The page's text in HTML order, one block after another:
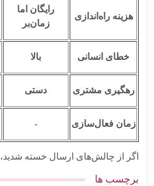
هزینه راه‌اندازی
رایگان اما
زمان‌بر
خطای انسانی بالا
رهگیری مشتری دستی
زمان فعال‌سازی -
اگر از چالش‌های ارسال خسته
برچسب ها